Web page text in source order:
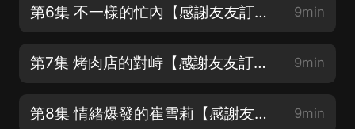
第6集 不一樣的忙內【感謝友友訂閱，轉發，五星好評】片尾有彩蛋哦 9min
第7集 烤肉店的對峙【感謝友友訂閱，轉發，五星好評】片尾有彩蛋哦 9min
第8集 情緒爆發的崔雪莉【感謝友友訂閱，轉發，五星好評】片尾有彩蛋哦 9min